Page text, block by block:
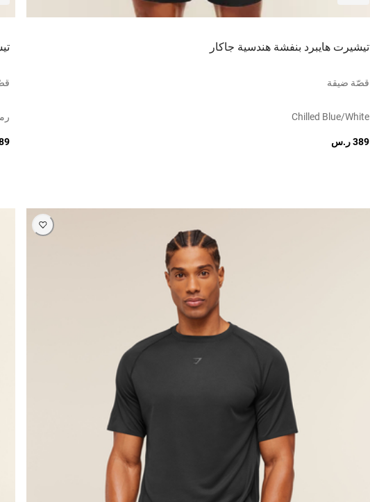
تيشيرت هايبرد بنفشة هندسية جاكار
قصّة ضيقة
Chilled Blue/white
389 ر.س